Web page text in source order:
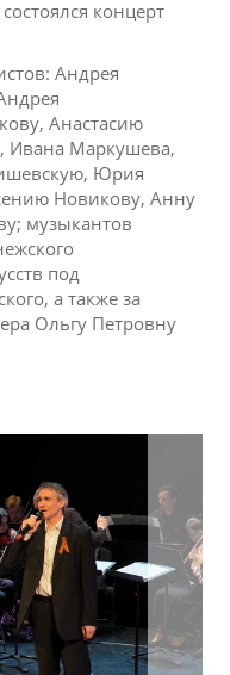
концерт
Андрея
Анастасию
Ивана Маркушева,
Юрия
Новикову, Анну
музыкантов
под
а также за
Ольгу Петровну